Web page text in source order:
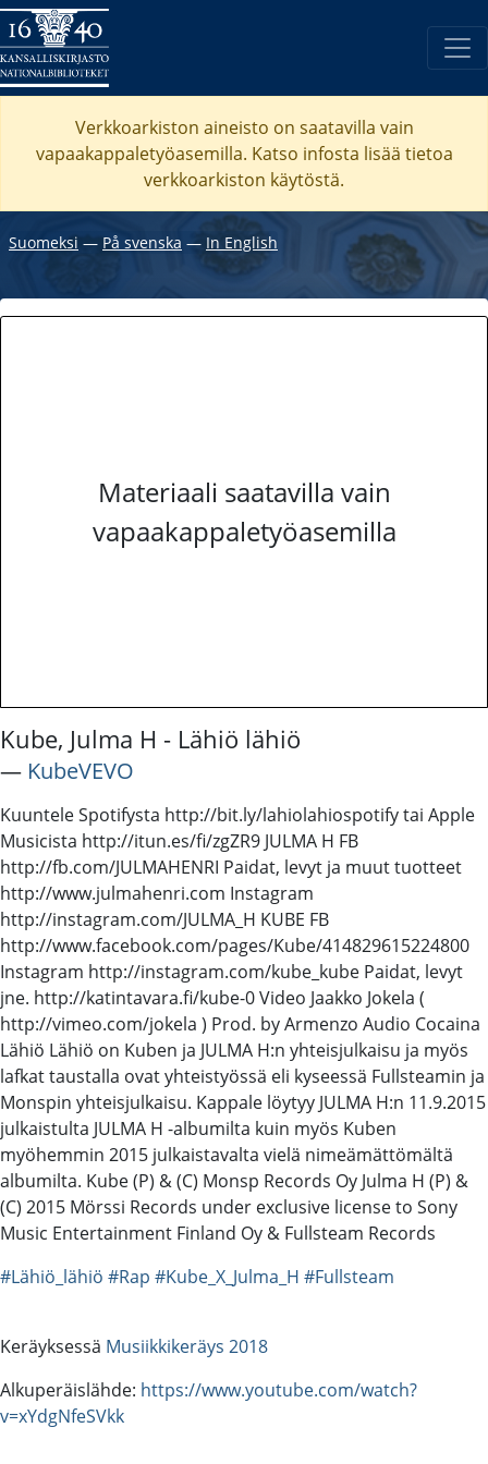
Verkkoarkiston aineisto on saatavilla vain
vapaakappaletyöasemilla. Katso infosta lisää tietoa
verkkoarkiston käytöstä.
Suomeksi ― På svenska ― In English
Materiaali saatavilla vain
vapaakappaletyöasemilla
Kube, Julma H - Lähiö lähiö
― KubeVEVO
Kuuntele Spotifysta http://bit.ly/lahiolahiospotify tai Apple
Musicista http://itun.es/fi/zgZR9 JULMA H FB
http://fb.com/JULMAHENRI Paidat, levyt ja muut tuotteet
http://www.julmahenri.com Instagram
http://instagram.com/JULMA_H KUBE FB
http://www.facebook.com/pages/Kube/414829615224800
Instagram http://instagram.com/kube_kube Paidat, levyt
jne. http://katintavara.fi/kube-0 Video Jaakko Jokela (
http://vimeo.com/jokela ) Prod. by Armenzo Audio Cocaina
Lähiö Lähiö on Kuben ja JULMA H:n yhteisjulkaisu ja myös
lafkat taustalla ovat yhteistyössä eli kyseessä Fullsteamin ja
Monspin yhteisjulkaisu. Kappale löytyy JULMA H:n 11.9.2015
julkaistulta JULMA H -albumilta kuin myös Kuben
myöhemmin 2015 julkaistavalta vielä nimeämättömältä
albumilta. Kube (P) & (C) Monsp Records Oy Julma H (P) &
(C) 2015 Mörssi Records under exclusive license to Sony
Music Entertainment Finland Oy & Fullsteam Records
#Lähiö_lähiö #Rap #Kube_X_Julma_H #Fullsteam
Keräyksessä Musiikkikeräys 2018
Alkuperäislähde: https://www.youtube.com/watch?
v=xYdgNfeSVkk